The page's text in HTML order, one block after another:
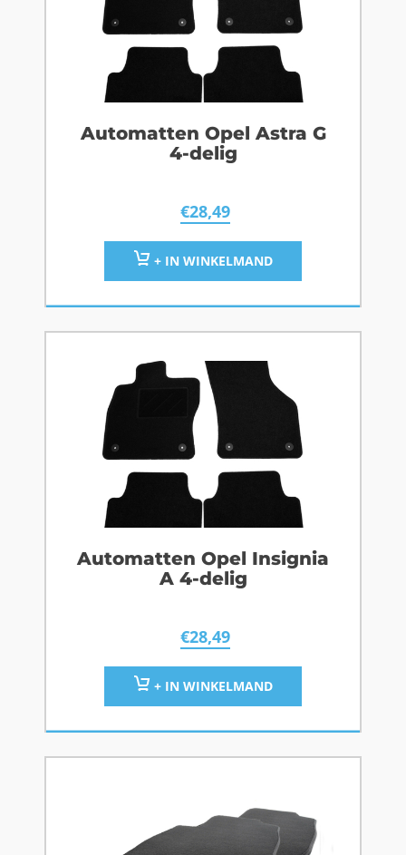
Automatten Opel Astra G
4-delig
€28,49
+ IN WINKELMAND
Automatten Opel Insignia
A 4-delig
€28,49
+ IN WINKELMAND